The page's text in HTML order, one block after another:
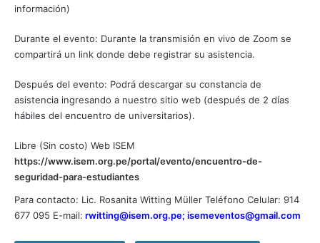
información)
Durante el evento: Durante la transmisión en vivo de Zoom se
compartirá un link donde debe registrar su asistencia.
Después del evento: Podrá descargar su constancia de
asistencia ingresando a nuestro sitio web (después de 2 días
hábiles del encuentro de universitarios).
Libre (Sin costo) Web ISEM
https://www.isem.org.pe/portal/evento/encuentro-de-
seguridad-para-estudiantes
Para contacto: Lic. Rosanita Witting Müller Teléfono Celular: 914
677 095 E-mail: rwitting@isem.org.pe; isemeventos@gmail.com